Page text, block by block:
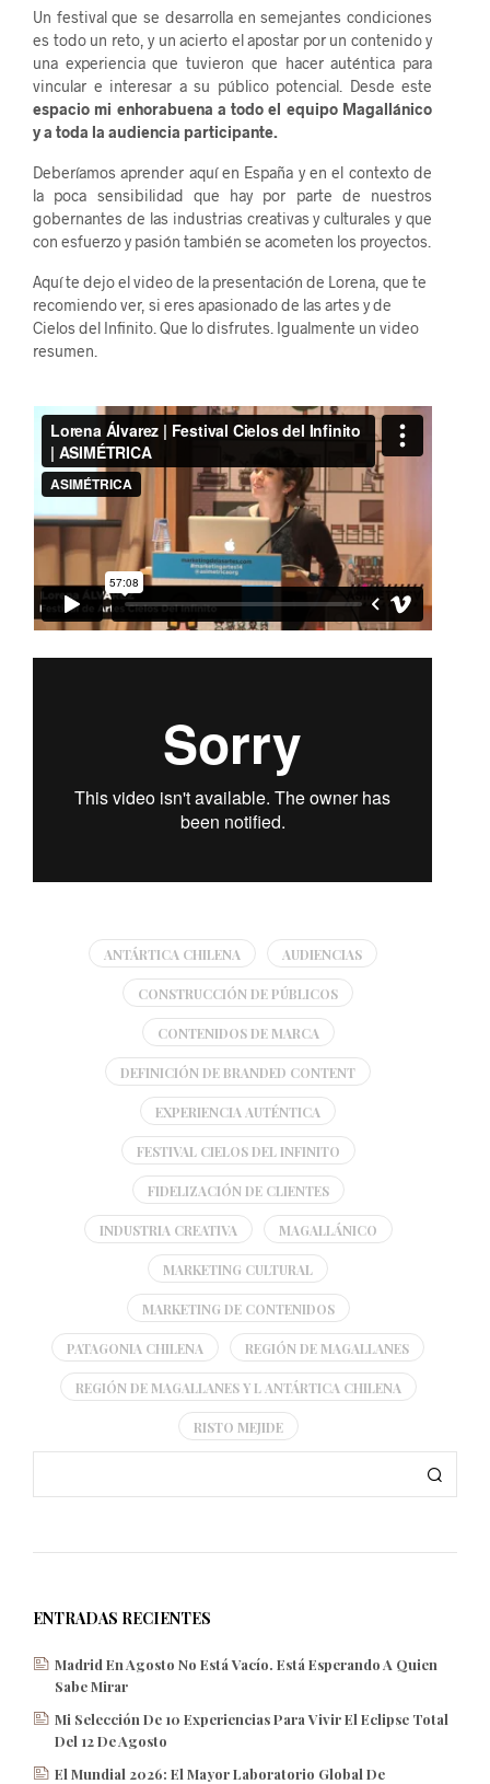
Un festival que se desarrolla en semejantes condiciones
es todo un reto, y un acierto el apostar por un contenido y
una experiencia que tuvieron que hacer auténtica para
vincular e interesar a su público potencial. Desde este
espacio mi enhorabuena a todo el equipo Magallánico
y a toda la audiencia participante.
Deberíamos aprender aquí en España y en el contexto de
la poca sensibilidad que hay por parte de nuestros
gobernantes de las industrias creativas y culturales y que
con esfuerzo y pasión también se acometen los proyectos.
Aquí te dejo el video de la presentación de Lorena, que te
recomiendo ver, si eres apasionado de las artes y de
Cielos del Infinito. Que lo disfrutes. Igualmente un video
resumen.
ANTÁRTICA CHILENA AUDIENCIAS
CONSTRUCCIÓN DE PÚBLICOS
CONTENIDOS DE MARCA
DEFINICIÓN DE BRANDED CONTENT
EXPERIENCIA AUTÉNTICA
FESTIVAL CIELOS DEL INFINITO
FIDELIZACIÓN DE CLIENTES
INDUSTRIA CREATIVA MAGALLÁNICO
MARKETING CULTURAL
MARKETING DE CONTENIDOS
PATAGONIA CHILENA REGIÓN DE MAGALLANES
REGIÓN DE MAGALLANES Y L ANTÁRTICA CHILENA
RISTO MEJIDE
ENTRADAS RECIENTES
Madrid En Agosto No Está Vacío. Está Esperando A Quien
Sabe Mirar
Mi Selección De 10 Experiencias Para Vivir El Eclipse Total
Del 12 De Agosto
El Mundial 2026: El Mayor Laboratorio Global De